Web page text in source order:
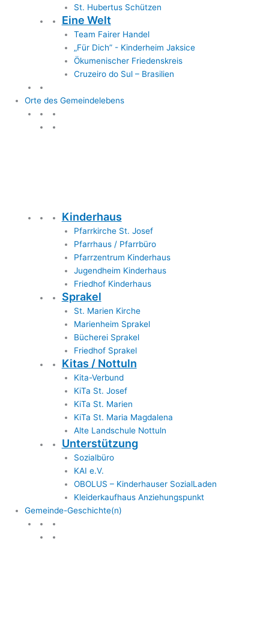
St. Hubertus Schützen
Eine Welt
Team Fairer Handel
„Für Dich” - Kinderheim Jaksice
Ökumenischer Friedenskreis
Cruzeiro do Sul – Brasilien
Orte des Gemeindelebens
Kinderhaus
Pfarrkirche St. Josef
Pfarrhaus / Pfarrbüro
Pfarrzentrum Kinderhaus
Jugendheim Kinderhaus
Friedhof Kinderhaus
Sprakel
St. Marien Kirche
Marienheim Sprakel
Bücherei Sprakel
Friedhof Sprakel
Kitas / Nottuln
Kita-Verbund
KiTa St. Josef
KiTa St. Marien
KiTa St. Maria Magdalena
Alte Landschule Nottuln
Unterstützung
Sozialbüro
KAI e.V.
OBOLUS – Kinderhauser SozialLaden
Kleiderkaufhaus Anziehungspunkt
Gemeinde-Geschichte(n)